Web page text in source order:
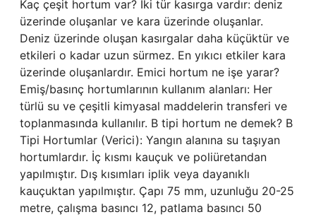
Kaç çeşit hortum var? İki tür kasırga vardır: deniz
üzerinde oluşanlar ve kara üzerinde oluşanlar.
Deniz üzerinde oluşan kasırgalar daha küçüktür ve
etkileri o kadar uzun sürmez. En yıkıcı etkiler kara
üzerinde oluşanlardır. Emici hortum ne işe yarar?
Emiş/basınç hortumlarının kullanım alanları: Her
türlü su ve çeşitli kimyasal maddelerin transferi ve
toplanmasında kullanılır. B tipi hortum ne demek? B
Tipi Hortumlar (Verici): Yangın alanına su taşıyan
hortumlardır. İç kısmı kauçuk ve poliüretandan
yapılmıştır. Dış kısımları iplik veya dayanıklı
kauçuktan yapılmıştır. Çapı 75 mm, uzunluğu 20-25
metre, çalışma basıncı 12, patlama basıncı 50